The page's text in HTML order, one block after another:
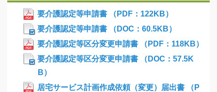
要介護認定等申請書 （PDF：122KB）
要介護認定等申請書 （DOC：60.5KB）
要介護認定等区分変更申請書 （PDF：118KB）
要介護認定等区分変更申請書 （DOC：57.5K
B）
居宅サービス計画作成依頼（変更）届出書 （P